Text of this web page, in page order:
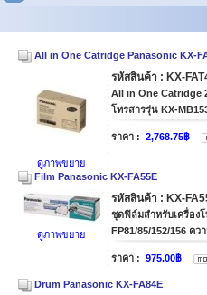
All in One Catridge Panasonic KX-
ดูภาพขยาย
รหัสสินค้า : KX-
All in One Catridge
โทรสารรุ่น KX-
ราคา : 2,768.75฿
Film Panasonic KX-FA55E
ดูภาพขยาย
รหัสสินค้า : KX-
ชุดฟิล์มสำหรับเครื่อง
FP81/85/152/156 คว
ราคา : 975.00฿
Drum Panasonic KX-FA84E